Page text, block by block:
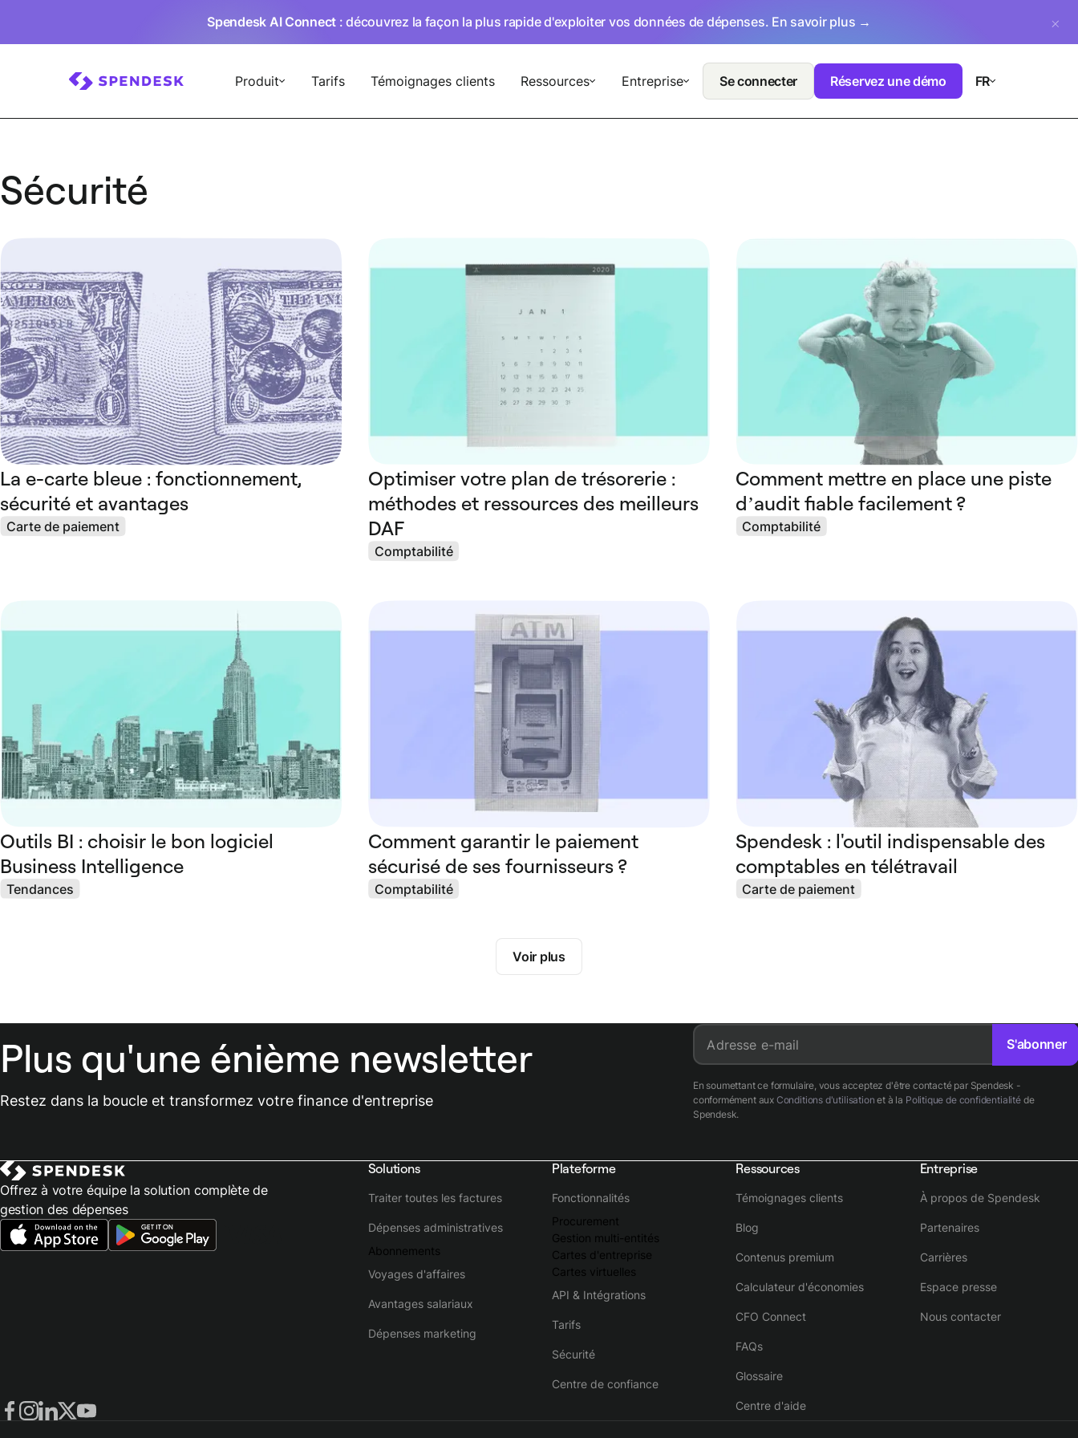
Spendesk AI Connect : découvrez la façon la plus rapide d'exploiter vos données de dépenses. En savoir plus →
Produit Tarifs Témoignages clients Ressources Entreprise Se connecter Réservez une démo FR
Sécurité
La e-carte bleue : fonctionnement,
sécurité et avantages
Carte de paiement
Optimiser votre plan de trésorerie :
méthodes et ressources des meilleurs
DAF
Comptabilité
Comment mettre en place une piste
d’audit fiable facilement ?
Comptabilité
Outils BI : choisir le bon logiciel
Business Intelligence
Tendances
Comment garantir le paiement
sécurisé de ses fournisseurs ?
Comptabilité
Spendesk : l'outil indispensable des
comptables en télétravail
Carte de paiement
Voir plus
Plus qu'une énième newsletter
Restez dans la boucle et transformez votre finance d'entreprise
Adresse e-mail
En soumettant ce formulaire, vous acceptez d'être contacté par Spendesk -
conformément aux Conditions d'utilisation et à la Politique de confidentialitéde
Spendesk.
S'abonner
Offrez à votre équipe la solution complète de
gestion des dépenses
Solutions
Traiter toutes les factures
Dépenses administratives
Abonnements
Voyages d'affaires
Avantages salariaux
Dépenses marketing
Plateforme
Fonctionnalités
Procurement
Gestion multi-entités
Cartes d'entreprise
Cartes virtuelles
API & Intégrations
Tarifs
Sécurité
Centre de confiance
Ressources
Témoignages clients
Blog
Contenus premium
Calculateur d'économies
CFO Connect
FAQs
Glossaire
Centre d'aide
Entreprise
À propos de Spendesk
Partenaires
Carrières
Espace presse
Nous contacter